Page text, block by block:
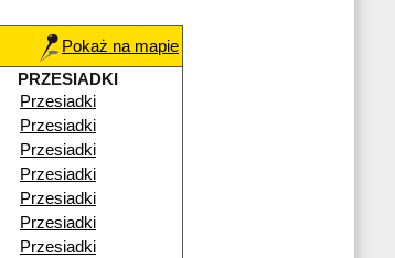
Pokaż na mapie
PRZESIADKI
Przesiadki
Przesiadki
Przesiadki
Przesiadki
Przesiadki
Przesiadki
Przesiadki